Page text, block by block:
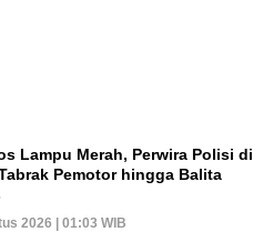
Lampu Merah, Perwira Polisi di
Pemotor hingga Balita
2026 | 01:03 WIB